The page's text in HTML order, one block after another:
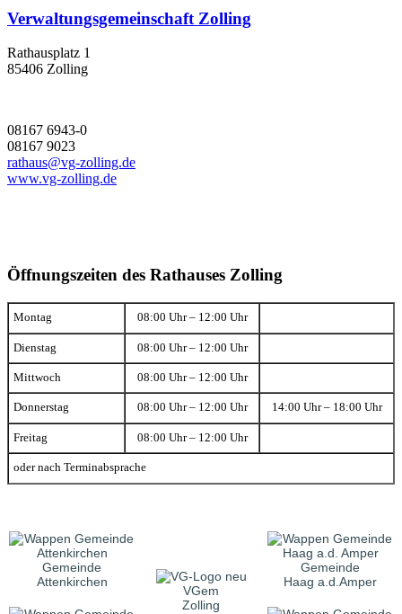
Verwaltungsgemeinschaft Zolling
Rathausplatz 1
85406 Zolling
08167 6943-0
08167 9023
rathaus@vg-zolling.de
www.vg-zolling.de
Öffnungszeiten des Rathauses Zolling
Montag 08:00 Uhr – 12:00 Uhr
Dienstag 08:00 Uhr – 12:00 Uhr
Mittwoch 08:00 Uhr – 12:00 Uhr
Donnerstag 08:00 Uhr – 12:00 Uhr 14:00 Uhr – 18:00 Uhr
Freitag 08:00 Uhr – 12:00 Uhr
oder nach Terminabsprache
Gemeinde
Attenkirchen
VGem
Zolling
Gemeinde
Haag a.d.Amper